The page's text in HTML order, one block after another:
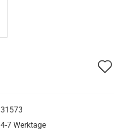
31573
4-7 Werktage